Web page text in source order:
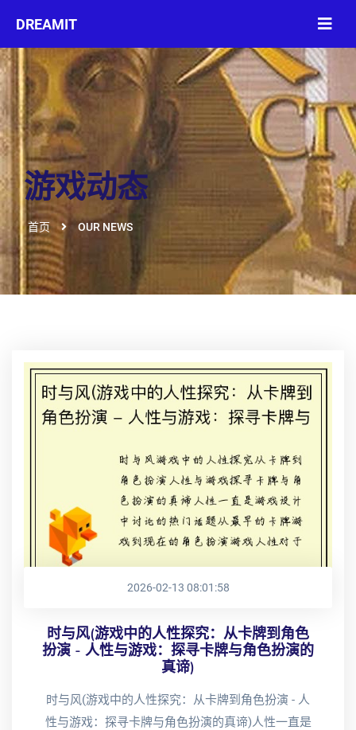
游戏动态
首页 OUR NEWS
2026-02-13 08:01:58
时与风(游戏中的人性探究：从卡牌到角色
扮演 - 人性与游戏：探寻卡牌与角色扮演的
真谛)
时与风(游戏中的人性探究：从卡牌到角色扮演 - 人
性与游戏：探寻卡牌与角色扮演的真谛)人性一直是